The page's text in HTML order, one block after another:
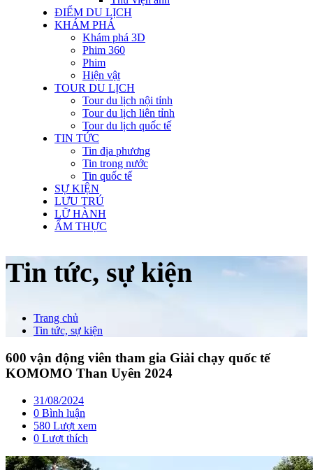
ĐIỂM DU LỊCH
KHÁM PHÁ
Khám phá 3D
Phim 360
Phim
Hiện vật
TOUR DU LỊCH
Tour du lịch nội tỉnh
Tour du lịch liên tỉnh
Tour du lịch quốc tế
TIN TỨC
Tin địa phương
Tin trong nước
Tin quốc tế
SỰ KIỆN
LƯU TRÚ
LỮ HÀNH
ẨM THỰC
Tin tức, sự kiện
Trang chủ
Tin tức, sự kiện
600 vận động viên tham gia Giải chạy quốc tế
KOMOMO Than Uyên 2024
31/08/2024
0 Bình luận
580 Lượt xem
0 Lượt thích